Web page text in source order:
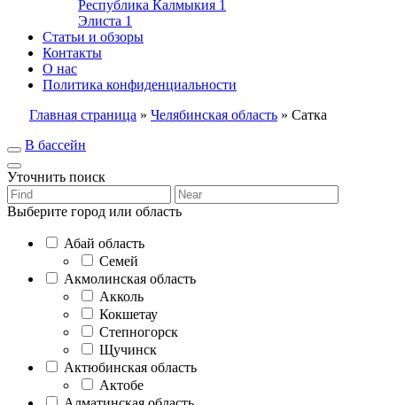
Республика Калмыкия 1
Элиста 1
Статьи и обзоры
Контакты
О нас
Политика конфиденциальности
Главная страница » Челябинская область » Сатка
В бассейн
Уточнить поиск
Выберите город или область
Абай область
Семей
Акмолинская область
Акколь
Кокшетау
Степногорск
Щучинск
Актюбинская область
Актобе